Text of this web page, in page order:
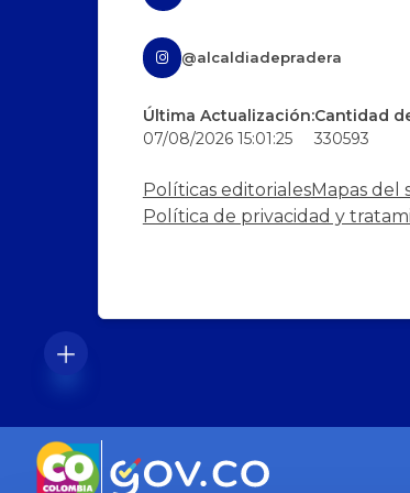
@alcaldiadepradera
Última Actualización:
07/08/2026 15:01:25
Cantidad
330593
Políticas editorialesMapas del
Política de privacidad y